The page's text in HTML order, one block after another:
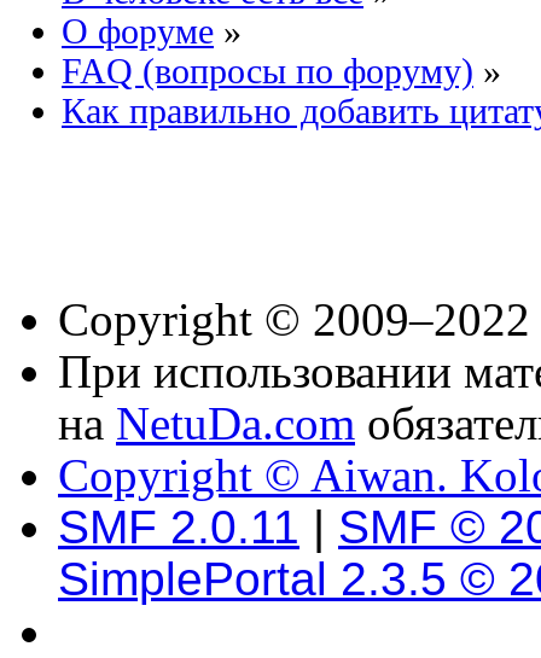
О форуме »
FAQ (вопросы по форуму) »
Как правильно добавить
Copyright © 2009–2022
При использовании
на NetuDa.com
Copyright © Aiwan.
SMF 2.0.11 | SMF ©
SimplePortal 2.3.5 ©